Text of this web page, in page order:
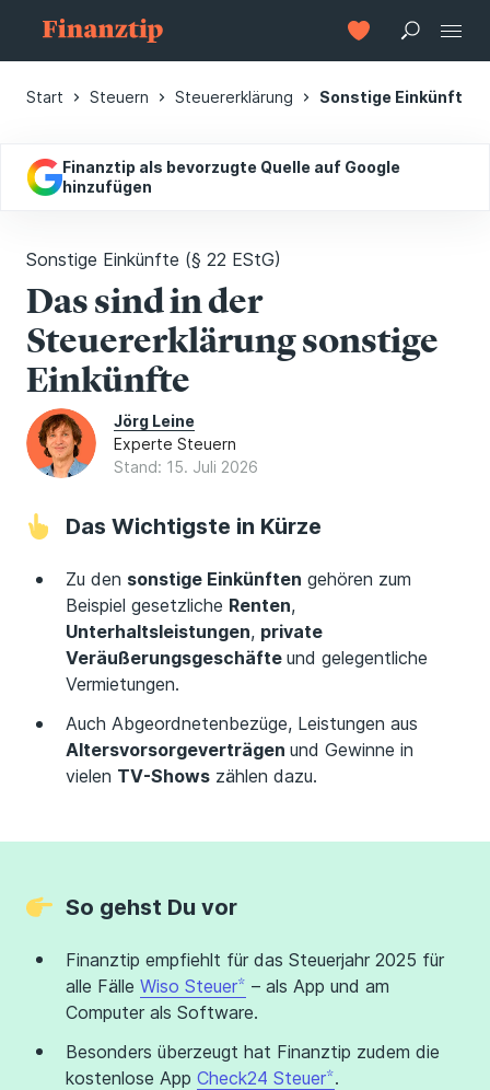
Start Steuern Steuererklärung Sonstige Einkünfte
Finanztip als bevorzugte Quelle auf Google
hinzufügen
Sonstige Einkünfte (§ 22 EStG)
Das sind in der
Steuererklärung sonstige
Einkünfte
Jörg Leine
Experte Steuern
Stand: 15. Juli 2026
Das Wichtigste in Kürze
Zu den sonstige Einkünften gehören zum
Beispiel gesetzliche Renten,
Unterhaltsleistungen, private
Veräußerungsgeschäfte und gelegentliche
Vermietungen.
Auch Abgeordnetenbezüge, Leistungen aus
Altersvorsorgeverträgen und Gewinne in
vielen TV-Shows zählen dazu.
So gehst Du vor
Finanztip empfiehlt für das Steuerjahr 2025 für
alle Fälle Wiso Steuer
– als App und am
Computer als Software.
Besonders überzeugt hat Finanztip zudem die
kostenlose App Check24 Steuer .